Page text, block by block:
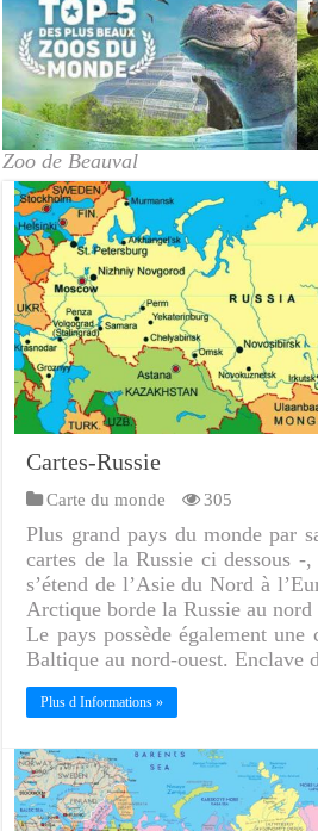
Zoo de Beauval
Cartes-Russie
Carte du monde 305
Plus grand pays du monde par
cartes de la Russie ci dessous
s’étend de l’Asie du Nord à
Arctique borde la Russie au
Le pays possède également
Baltique au nord-ouest. Enclave
Plus d Informations »